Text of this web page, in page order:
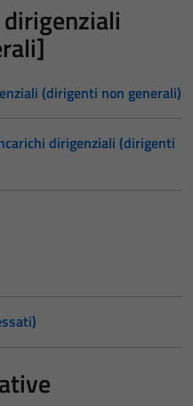
(dirigenti non generali)
dirigenziali (dirigenti